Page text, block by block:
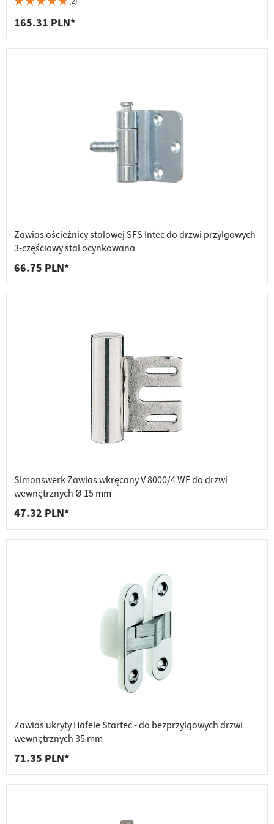
165.31 PLN*
Zawias ościeżnicy stalowej SFS Intec do drzwi przylgowych
3-częściowy stal ocynkowana
66.75 PLN*
Simonswerk Zawias wkręcany V 8000/4 WF do drzwi
wewnętrznych Ø 15 mm
47.32 PLN*
Zawias ukryty Häfele Startec - do bezprzylgowych drzwi
wewnętrznych 35 mm
71.35 PLN*